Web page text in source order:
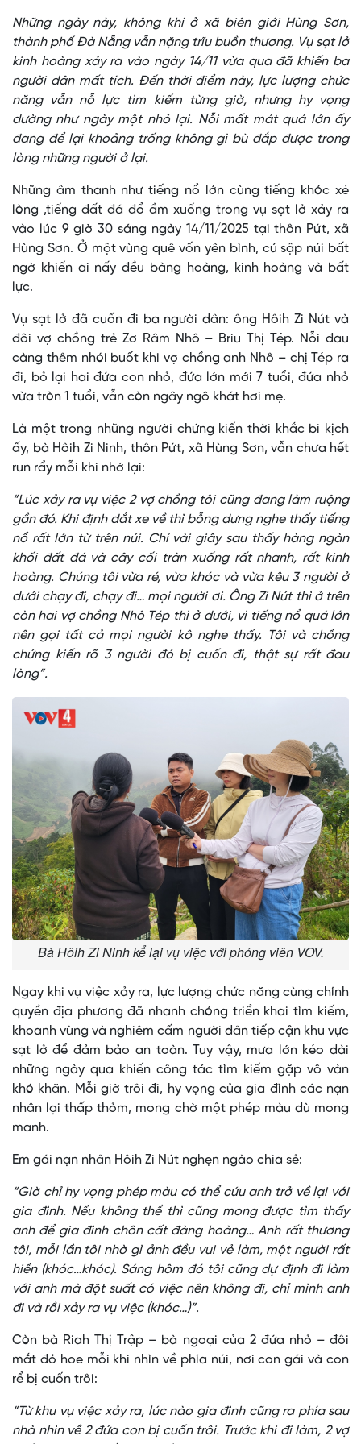
Những ngày này, không khí ở xã biên giới Hùng Sơn,
thành phố Đà Nẵng vẫn nặng trĩu buồn thương. Vụ sạt lở
kinh hoàng xảy ra vào ngày 14/11 vừa qua đã khiến ba
người dân mất tích. Đến thời điểm này, lực lượng chức
năng vẫn nỗ lực tìm kiếm từng giờ, nhưng hy vọng
dường như ngày một nhỏ lại. Nỗi mất mát quá lớn ấy
đang để lại khoảng trống không gì bù đắp được trong
lòng những người ở lại.
Những âm thanh như tiếng nổ lớn cùng tiếng khóc xé
lòng ,tiếng đất đá đổ ầm xuống trong vụ sạt lở xảy ra
vào lúc 9 giờ 30 sáng ngày 14/11/2025 tại thôn Pứt, xã
Hùng Sơn. Ở một vùng quê vốn yên bình, cú sập núi bất
ngờ khiến ai nấy đều bàng hoàng, kinh hoàng và bất
lực.
Vụ sạt lở đã cuốn đi ba người dân: ông Hôih Zi Nút và
đôi vợ chồng trẻ Zơ Râm Nhô – Briu Thị Tép. Nỗi đau
càng thêm nhói buốt khi vợ chồng anh Nhô – chị Tép ra
đi, bỏ lại hai đứa con nhỏ, đứa lớn mới 7 tuổi, đứa nhỏ
vừa tròn 1 tuổi, vẫn còn ngây ngô khát hơi mẹ.
Là một trong những người chứng kiến thời khắc bi kịch
ấy, bà Hôih Zi Ninh, thôn Pứt, xã Hùng Sơn, vẫn chưa hết
run rẩy mỗi khi nhớ lại:
“Lúc xảy ra vụ việc 2 vợ chồng tôi cũng đang làm ruộng
gần đó. Khi định dắt xe về thì bỗng dưng nghe thấy tiếng
nổ rất lớn từ trên núi. Chỉ vài giây sau thấy hàng ngàn
khối đất đá và cây cối tràn xuống rất nhanh, rất kinh
hoàng. Chúng tôi vừa ré, vừa khóc và vừa kêu 3 người ở
dưới chạy đi, chạy đi… mọi người ơi. Ông Zi Nút thì ở trên
còn hai vợ chồng Nhô Tép thì ở dưới, vì tiếng nổ quá lớn
nên gọi tất cả mọi người kô nghe thấy. Tôi và chồng
chứng kiến rõ 3 người đó bị cuốn đi, thật sự rất đau
lòng”.
Bà Hôih Zi Ninh kể lại vụ việc với phóng viên VOV.
Ngay khi vụ việc xảy ra, lực lượng chức năng cùng chính
quyền địa phương đã nhanh chóng triển khai tìm kiếm,
khoanh vùng và nghiêm cấm người dân tiếp cận khu vực
sạt lở để đảm bảo an toàn. Tuy vậy, mưa lớn kéo dài
những ngày qua khiến công tác tìm kiếm gặp vô vàn
khó khăn. Mỗi giờ trôi đi, hy vọng của gia đình các nạn
nhân lại thấp thỏm, mong chờ một phép màu dù mong
manh.
Em gái nạn nhân Hôih Zi Nút nghẹn ngào chia sẻ:
“Giờ chỉ hy vọng phép màu có thể cứu anh trở về lại với
gia đình. Nếu không thể thì cũng mong được tìm thấy
anh để gia đình chôn cất đàng hoàng… Anh rất thương
tôi, mỗi lần tôi nhờ gì ảnh đều vui vẻ làm, một người rất
hiền (khóc…khóc). Sáng hôm đó tôi cũng dự định đi làm
với anh mà đột suất có việc nên không đi, chỉ mình anh
đi và rồi xảy ra vụ việc (khóc…)”.
Còn bà Riah Thị Trập – bà ngoại của 2 đứa nhỏ – đôi
mắt đỏ hoe mỗi khi nhìn về phía núi, nơi con gái và con
rể bị cuốn trôi:
“Từ khu vụ việc xảy ra, lúc nào gia đình cũng ra phía sau
nhà nhìn về 2 đứa con bị cuốn trôi. Trước khi đi làm, 2 vợ